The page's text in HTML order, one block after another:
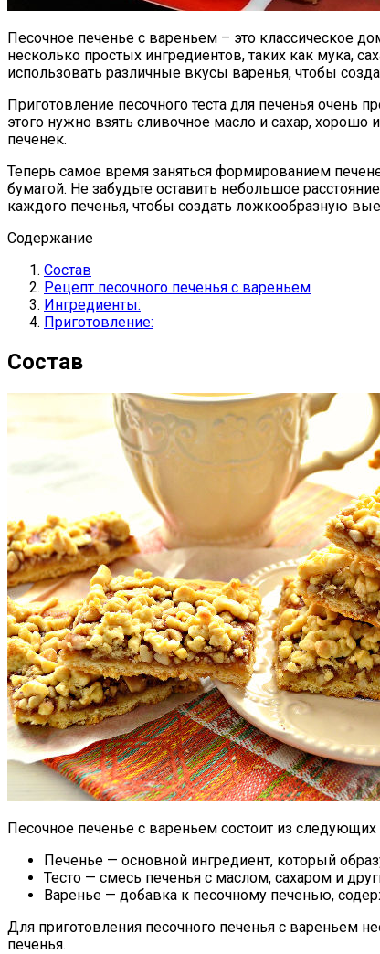
Песочное печенье с вареньем – это классическое
несколько простых ингредиентов, таких как мука,
использовать различные вкусы варенья, чтобы
Приготовление песочного теста для печенья очень
этого нужно взять сливочное масло и сахар, хорошо
печенек.
Теперь самое время заняться формированием
бумагой. Не забудьте оставить небольшое
каждого печенья, чтобы создать ложкообразную
Содержание
Состав
Рецепт песочного печенья с вареньем
Ингредиенты:
Приготовление:
Состав
Песочное печенье с вареньем состоит из
Печенье — основной ингредиент, который
Тесто — смесь печенья с маслом, сахаром и
Варенье — добавка к песочному печенью,
Для приготовления песочного печенья с вареньем
печенья.